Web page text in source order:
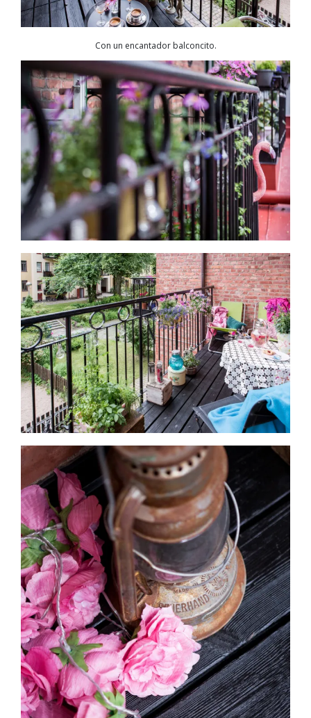
Con un encantador balconcito.